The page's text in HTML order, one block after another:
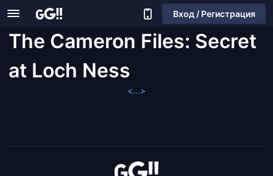
Вход / Регистрация
The Cameron Files: Secret
at Loch Ness
<...>